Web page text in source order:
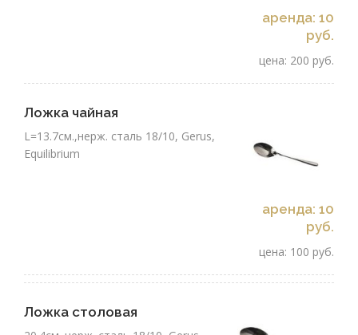
аренда: 10
руб.
цена: 200 руб.
Ложка чайная
L=13.7см.,нерж. сталь 18/10, Gerus,
Equilibrium
аренда: 10
руб.
цена: 100 руб.
Ложка столовая